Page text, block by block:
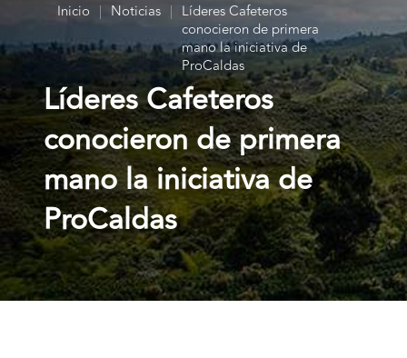
Inicio | Noticias | Líderes Cafeteros
conocieron de primera
mano la iniciativa de
ProCaldas
Líderes Cafeteros
conocieron de primera
mano la iniciativa de
ProCaldas